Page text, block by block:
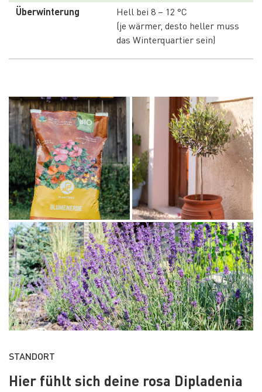
Überwinterung
Hell bei 8 – 12 °C
(je wärmer, desto heller muss
das Winterquartier sein)
STANDORT
Hier fühlt sich deine rosa Dipladenia